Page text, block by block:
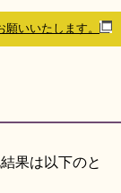
ポリシー
いいたします。
果は以下のと